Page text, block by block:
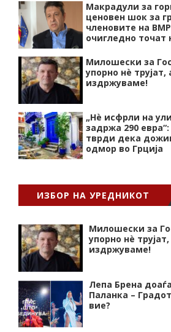
Макрадули за
ценовен шок за
членовите на
очигледно точат
Милошески за
упорно нѐ
издржуваме!
„Нѐ исфрли на
задржа 290
тврди дека
одмор во Грција
ИЗБОР НА УРЕДНИКОТ
Милошески за
упорно нѐ
издржуваме!
Лепа Брена
Паланка –
вие?